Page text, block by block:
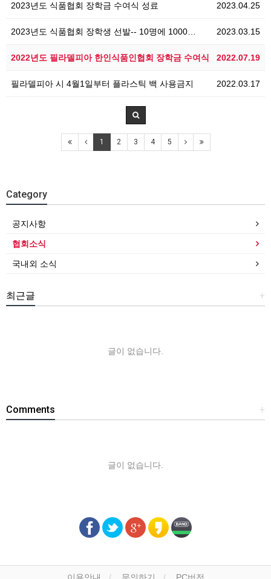
2023.04.25
2023년도 식품협회 장학금 수여식 성료
2023.03.15
2023년도 식품협회 장학생 선발-- 10명에 1000…
2022.07.19
2022년도 필라델피아 한인식품인협회 장학금 수여식
2022.03.17
필라델피아 시 4월1일부터 플라스틱 백 사용금지
1 2 3 4 5
Category
공지사항
협회소식
국내외 소식
+
최근글
글이 없습니다.
+
Comments
글이 없습니다.